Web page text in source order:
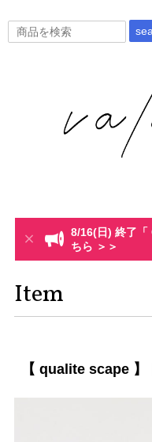
8/16(日) 終了「
ちら ＞＞
Item
【 qualite scape